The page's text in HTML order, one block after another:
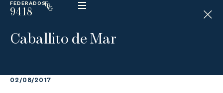
FEDERADOS
9418
ESP
N
D
Caballito de Mar
02/08/2017